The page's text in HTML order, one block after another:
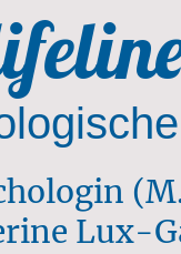
Lux-